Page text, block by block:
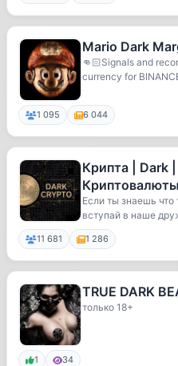
Mario Dark
👊🏻Signals and
currency for
1 095 6 044
Крипта | Dark |
Криптовалюты
Если ты знаешь что
вступай в наше
11 681 1 286
TRUE DARK
только 18+
1 34